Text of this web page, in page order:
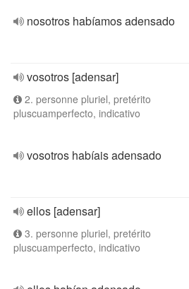
nosotros habíamos adensado
vosotros [adensar]
2. personne pluriel, pretérito
pluscuamperfecto, indicativo
vosotros habíais adensado
ellos [adensar]
3. personne pluriel, pretérito
pluscuamperfecto, indicativo